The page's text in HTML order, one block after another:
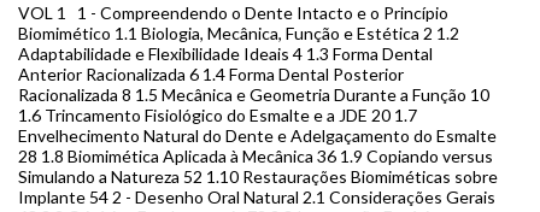
VOL 1 1 - Compreendendo o Dente Intacto e o Princípio
Biomimético 1.1 Biologia, Mecânica, Função e Estética 2 1.2
Adaptabilidade e Flexibilidade Ideais 4 1.3 Forma Dental
Anterior Racionalizada 6 1.4 Forma Dental Posterior
Racionalizada 8 1.5 Mecânica e Geometria Durante a Função 10
1.6 Trincamento Fisiológico do Esmalte e a JDE 20 1.7
Envelhecimento Natural do Dente e Adelgaçamento do Esmalte
28 1.8 Biomimética Aplicada à Mecânica 36 1.9 Copiando versus
Simulando a Natureza 52 1.10 Restaurações Biomiméticas sobre
Implante 54 2 - Desenho Oral Natural 2.1 Considerações Gerais